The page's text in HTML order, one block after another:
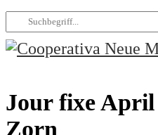
Jour fixe April
Zorn